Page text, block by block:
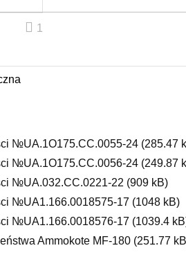
1
№UA.1O175.CC.0055-24 (285.47
№UA.1O175.CC.0056-24 (249.87
№UA.032.CC.0221-22 (909 kB)
№UA1.166.0018575-17 (1048 kB)
№UA1.166.0018576-17 (1039.4
Ammokote MF-180 (251.77